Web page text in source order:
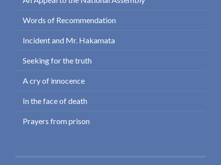
Words of Recommendation
Incident and Mr. Hakamata
Seeking for the truth
A cry of innocence
In the face of death
Prayers from prison